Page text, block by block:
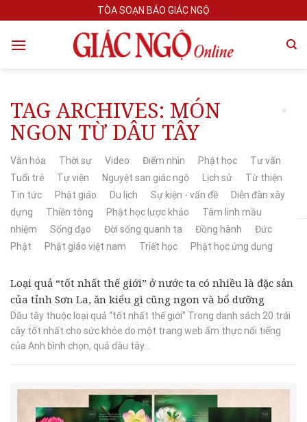
to
content
TÒA SOẠN BÁO GIÁC NGỘ
TAG ARCHIVES: MÓN
NGON TỪ DÂU TÂY
Văn hóa Thời sự Video Điểm nhìn Phật học
Tư vấn
Tuổi trẻ
Tự viện Nguyệt san giác ngộ Lịch sử
Từ thiện
Tin tức
Phật giáo Du lịch Sự kiện - vấn đề
Diễn đàn xây
dựng
Thiền tông Phật học lược khảo
Tâm linh mầu
nhiệm
Sống đạo Đời sống quanh ta Đồng hành
Đức
Phật
Phật giáo việt nam Triết học Phật học ứng dụng
Loại quả “tốt nhất thế giới” ở nước ta có nhiều là đặc sản
của tỉnh Sơn La, ăn kiểu gì cũng ngon và bổ dưỡng
Dâu tây thuộc loại quả “tốt nhất thế giới” Trong danh sách 20 trái
cây tốt nhất cho sức khỏe do một trang web ẩm thực nổi tiếng
của Anh bình chọn, quả dâu tây...